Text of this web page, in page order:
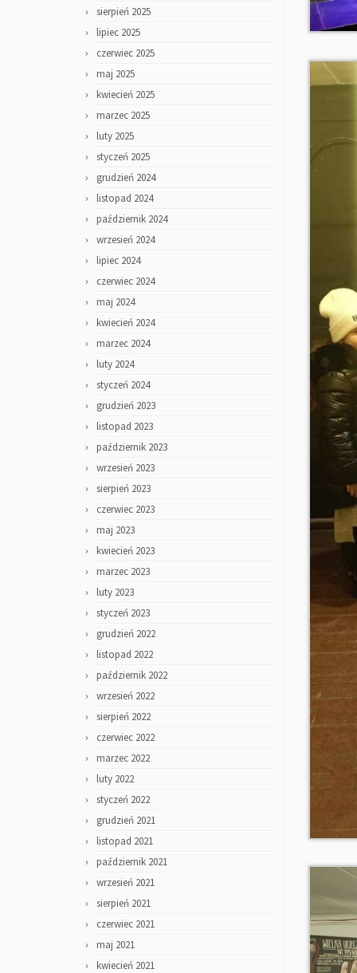
sierpień 2025
lipiec 2025
czerwiec 2025
maj 2025
kwiecień 2025
marzec 2025
luty 2025
styczeń 2025
grudzień 2024
listopad 2024
październik 2024
wrzesień 2024
lipiec 2024
czerwiec 2024
maj 2024
kwiecień 2024
marzec 2024
luty 2024
styczeń 2024
grudzień 2023
listopad 2023
październik 2023
wrzesień 2023
sierpień 2023
czerwiec 2023
maj 2023
kwiecień 2023
marzec 2023
luty 2023
styczeń 2023
grudzień 2022
listopad 2022
październik 2022
wrzesień 2022
sierpień 2022
czerwiec 2022
marzec 2022
luty 2022
styczeń 2022
grudzień 2021
listopad 2021
październik 2021
wrzesień 2021
sierpień 2021
czerwiec 2021
maj 2021
kwiecień 2021